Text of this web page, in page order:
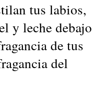
tus labios,
y leche debajo
de tus
del